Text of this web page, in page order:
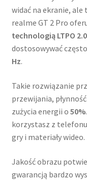
widać na ekranie,
realme GT 2 Pro
technologią LTPO 2.0
dostosowywać
Hz.
Takie rozwiązanie
przewijania,
zużycia energii o 50%
korzystasz z
gry i materiały wideo.
Jakość obrazu
gwarancją bardzo